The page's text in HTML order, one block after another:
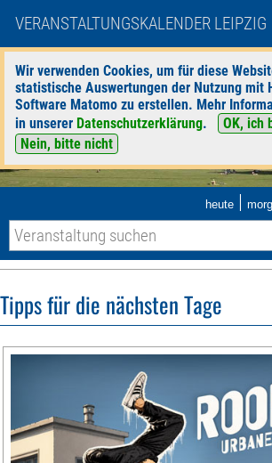
VERANSTALTUNGSKALENDER LEIPZIG
Wir verwenden Cookies, um für diese
statistische Auswertungen der Nutzung mit
Software Matomo zu erstellen. Mehr
in unserer Datenschutzerklärung.
OK, ich
Nein, bitte nicht
heute |
Tipps für die nächsten Tage